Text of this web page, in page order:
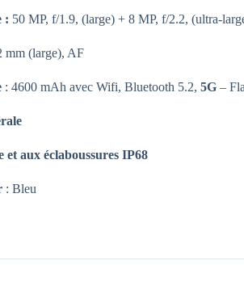
: 50 MP, f/1.9, (large) + 8 MP, f/2.2, (ultra-
mm (large), AF
: 4600 mAh avec Wifi, Bluetooth 5.2,5G –
et aux éclaboussures IP68
: Bleu